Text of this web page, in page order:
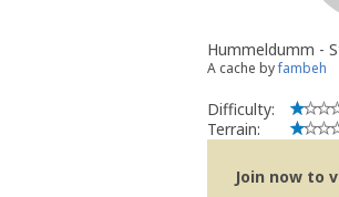
Hummeldumm -
A cache byfambeh
Difficulty:
Terrain:
Join now to